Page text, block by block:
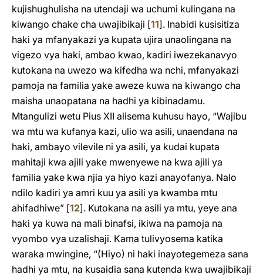
kujishughulisha na utendaji wa uchumi kulingana na
kiwango chake cha uwajibikaji [11]. Inabidi kusisitiza
haki ya mfanyakazi ya kupata ujira unaolingana na
vigezo vya haki, ambao kwao, kadiri iwezekanavyo
kutokana na uwezo wa kifedha wa nchi, mfanyakazi
pamoja na familia yake aweze kuwa na kiwango cha
maisha unaopatana na hadhi ya kibinadamu.
Mtangulizi wetu Pius XII alisema kuhusu hayo, “Wajibu
wa mtu wa kufanya kazi, ulio wa asili, unaendana na
haki, ambayo vilevile ni ya asili, ya kudai kupata
mahitaji kwa ajili yake mwenyewe na kwa ajili ya
familia yake kwa njia ya hiyo kazi anayofanya. Nalo
ndilo kadiri ya amri kuu ya asili ya kwamba mtu
ahifadhiwe” [12]. Kutokana na asili ya mtu, yeye ana
haki ya kuwa na mali binafsi, ikiwa na pamoja na
vyombo vya uzalishaji. Kama tulivyosema katika
waraka mwingine, “(Hiyo) ni haki inayotegemeza sana
hadhi ya mtu, na kusaidia sana kutenda kwa uwajibikaji